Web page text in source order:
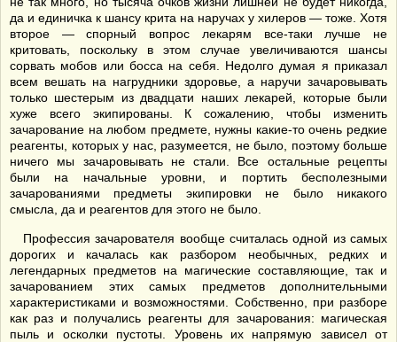
да и единичка к шансу крита на наручах у хилеров — тоже. Хотя
второе — спорный вопрос лекарям все-таки лучше не
критовать, поскольку в этом случае увеличиваются шансы
сорвать мобов или босса на себя. Недолго думая я приказал
всем вешать на нагрудники здоровье, а наручи зачаровывать
только шестерым из двадцати наших лекарей, которые были
хуже всего экипированы. К сожалению, чтобы изменить
зачарование на любом предмете, нужны какие-то очень редкие
реагенты, которых у нас, разумеется, не было, поэтому больше
ничего мы зачаровывать не стали. Все остальные рецепты
были на начальные уровни, и портить бесполезными
зачарованиями предметы экипировки не было никакого
смысла, да и реагентов для этого не было.
Профессия зачарователя вообще считалась одной из самых
дорогих и качалась как разбором необычных, редких и
легендарных предметов на магические составляющие, так и
зачарованием этих самых предметов дополнительными
характеристиками и возможностями. Собственно, при разборе
как раз и получались реагенты для зачарования: магическая
пыль и осколки пустоты. Уровень их напрямую зависел от